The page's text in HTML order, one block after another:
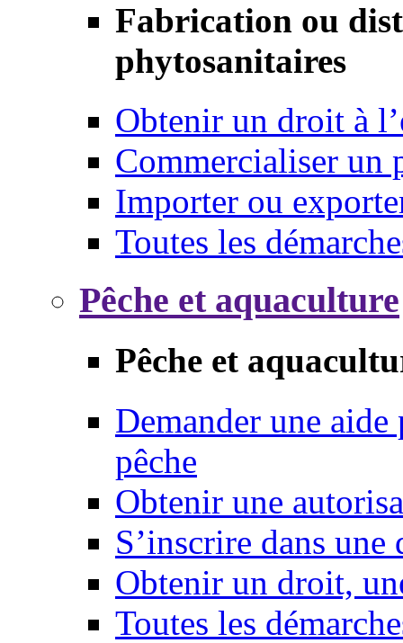
Fabrication ou
phytosanitaires
Obtenir un droit à
Commercialiser un
Importer ou
Toutes les
Pêche et aquaculture
Pêche et
Demander une
pêche
Obtenir une
S’inscrire dans une
Obtenir un droit,
Toutes les